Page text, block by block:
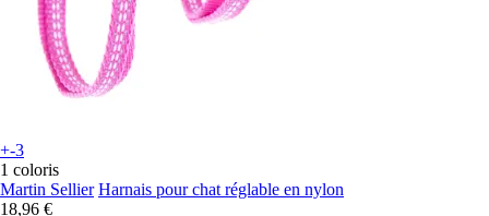
+-3
1 coloris
Martin Sellier Harnais pour chat réglable en nylon
18,96 €